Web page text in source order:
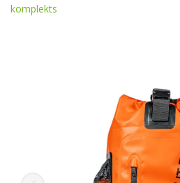
komplekts